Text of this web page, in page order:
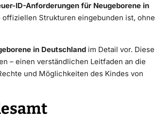
ID-Anforderungen für Neugeborene in
Strukturen eingebunden ist, ohne
in Deutschland im Detail vor. Diese
– einen verständlichen Leitfaden an die
und Möglichkeiten des Kindes von